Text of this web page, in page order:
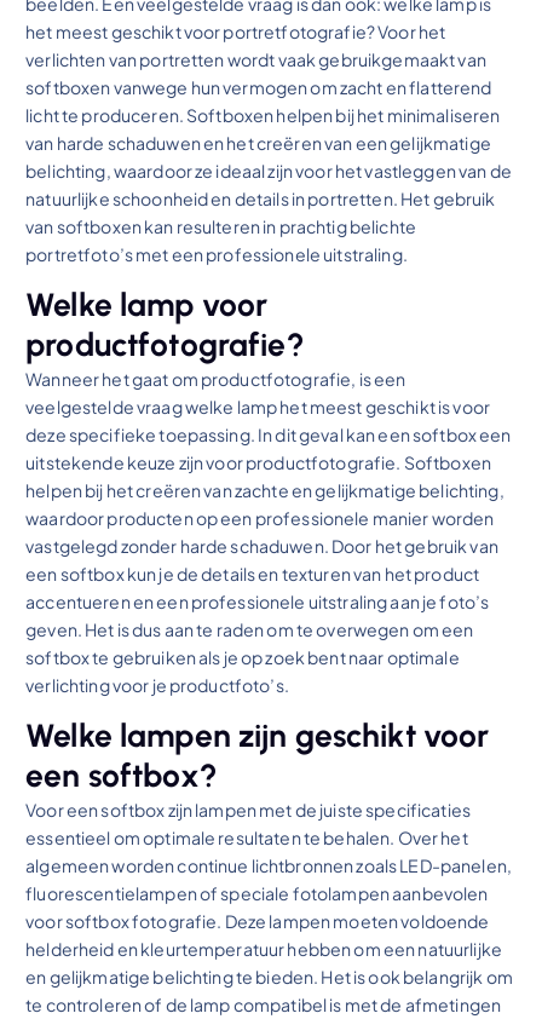
het meest geschikt voor portretfotografie? Voor het
verlichten van portretten wordt vaak gebruikgemaakt van
softboxen vanwege hun vermogen om zacht en flatterend
licht te produceren. Softboxen helpen bij het minimaliseren
van harde schaduwen en het creëren van een gelijkmatige
belichting, waardoor ze ideaal zijn voor het vastleggen van de
natuurlijke schoonheid en details in portretten. Het gebruik
van softboxen kan resulteren in prachtig belichte
portretfoto’s met een professionele uitstraling.
Welke lamp voor
productfotografie?
Wanneer het gaat om productfotografie, is een
veelgestelde vraag welke lamp het meest geschikt is voor
deze specifieke toepassing. In dit geval kan een softbox een
uitstekende keuze zijn voor productfotografie. Softboxen
helpen bij het creëren van zachte en gelijkmatige belichting,
waardoor producten op een professionele manier worden
vastgelegd zonder harde schaduwen. Door het gebruik van
een softbox kun je de details en texturen van het product
accentueren en een professionele uitstraling aan je foto’s
geven. Het is dus aan te raden om te overwegen om een
softbox te gebruiken als je op zoek bent naar optimale
verlichting voor je productfoto’s.
Welke lampen zijn geschikt voor
een softbox?
Voor een softbox zijn lampen met de juiste specificaties
essentieel om optimale resultaten te behalen. Over het
algemeen worden continue lichtbronnen zoals LED-panelen,
fluorescentielampen of speciale fotolampen aanbevolen
voor softbox fotografie. Deze lampen moeten voldoende
helderheid en kleurtemperatuur hebben om een natuurlijke
en gelijkmatige belichting te bieden. Het is ook belangrijk om
te controleren of de lamp compatibel is met de afmetingen